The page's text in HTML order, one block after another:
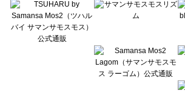
Lugnoncure（ルノンキュール）のワンピース一覧
BETTY'S BLUE（べティーズブルー）のワンピース一覧
Wpc.（ワールドパーティー）のワンピース一覧